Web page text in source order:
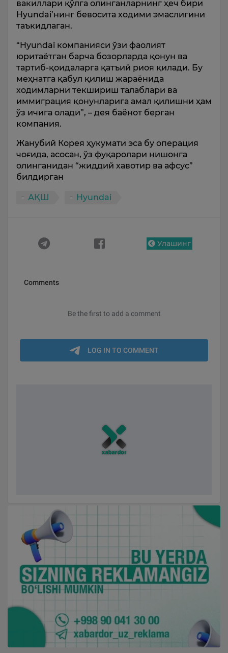
вакиллари қўлга олинганларнинг ҳеч бири
Hyundai’нинг бевосита ходими эмаслигини
таъкидлаган.
“Hyundai компанияси ўзи фаолият
юритаётган барча бозорларда қонун ва
тартиб-қоидаларга қатъий риоя қилади. Бу
меҳнатга қабул қилиш жараёнида
ходимларни текшириш талаблари ва
иммиграция қонунларига амал қилишни ҳам
ўз ичига олади”, – дея баёнот берган
компания.
Жанубий Корея ҳукумати эса бу операция
чоғида, асосан, ўз фуқаролари нишонга
олинганидан “жиддий хавотир ва афсус”
билдирган
АҚШ Hyundai
Улашинг